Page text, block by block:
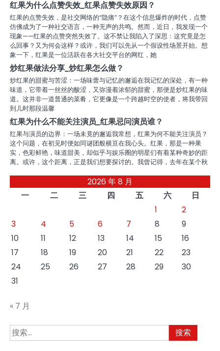
红果为什么点赞失效_红果点赞失效原因？
红果的点赞失效，是社交网络的“隐痛”？在这个信息爆炸的时代，点赞
仿佛成为了一种社交语言，一种无声的共鸣。然而，近日，我发现一个
现象——红果的点赞突然失效了。这不禁让我陷入了深思：这究竟是怎
么回事？又为何会这样？或许，我们可以先从一个假设性场景开始。想
象一下，红果是一位活跃在各大社交平台的网红，她
炒红果做法分享_炒红果怎么做？
炒红果的甜蜜与苦涩：一场味蕾与记忆的邂逅在我记忆的深处，有一种
味道，它带着一丝丝的酸涩，又弥漫着浓郁的甜蜜，那便是炒红果的味
道。这并非一道普通的菜肴，它更像是一个跨越时空的使者，将我带回
到儿时那段温馨
红果为什么不能关注演员_红果忌问演员谁？
红果与演员的边界：一场未竟的邂逅我常想，红果为何不能关注演员？
这个问题，在初见时便如同谜团般横亘在我心头。红果，那是一种果
实，色彩鲜艳，味道甜美，却似乎与娱乐圈的明星们有着某种奇妙的距
离。或许，这个距离，正是我们想要探讨的。我曾记得，去年在某个秋
2026 年 8 月
一
二 三 四 五 六
日
1
2
3
4 5 6 7 8
9
10
11 12 13 14 15
16
17
18 19 20 21 22
23
24
25 26 27 28 29
30
31
« 7 月
搜
索：